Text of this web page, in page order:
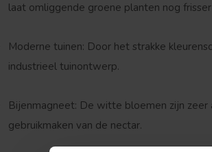
laat omliggende groene planten nog
Moderne tuinen: Door het strakke
industrieel tuinontwerp.
Bijenmagneet: De witte bloemen zijn zeer
gebruikmaken van de nectar.
Welke boom